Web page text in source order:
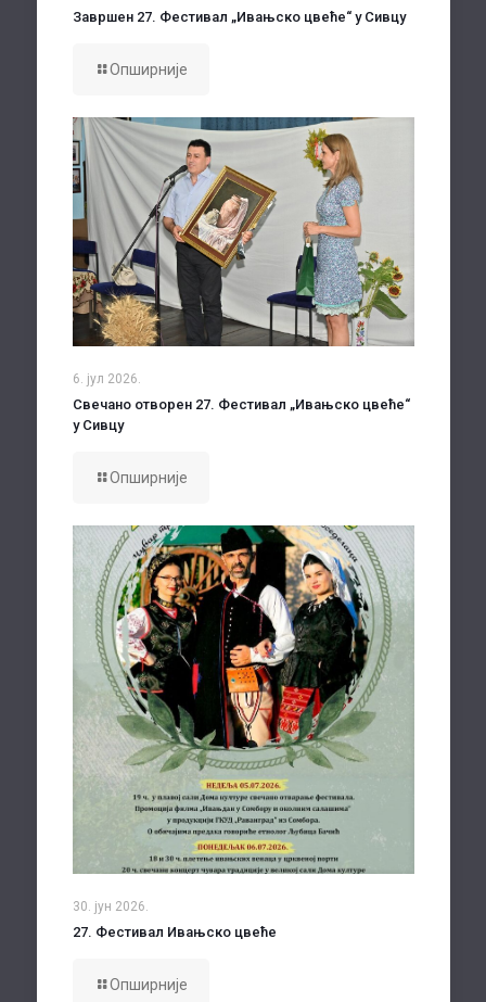
Завршен 27. Фестивал „Ивањско цвеће“ у Сивцу
Опширније
6. јул 2026.
Свечано отворен 27. Фестивал „Ивањско цвеће“
у Сивцу
Опширније
30. јун 2026.
27. Фестивал Ивањско цвеће
Опширније